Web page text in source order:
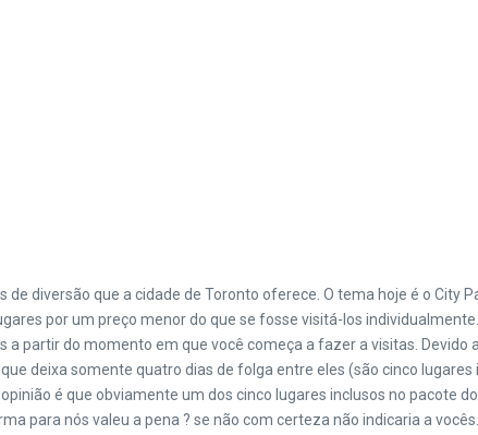
diversão que a cidade de Toronto oferece. O tema hoje é o City
por um preço menor do que se fosse visitá-los
partir do momento em que você começa a fazer a visitas. Devido
deixa somente quatro dias de folga entre eles (são cinco
é que obviamente um dos cinco lugares inclusos no pacote
para nós valeu a pena ? se não com certeza não indicaria a